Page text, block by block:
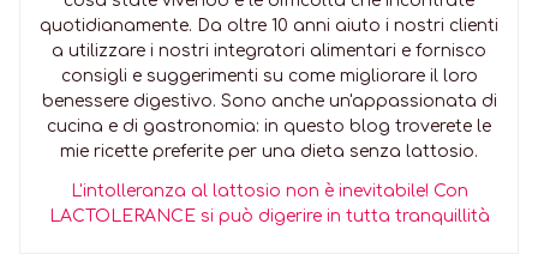
quotidianamente. Da oltre 10 anni aiuto i nostri clienti
a utilizzare i nostri integratori alimentari e fornisco
consigli e suggerimenti su come migliorare il loro
benessere digestivo. Sono anche un'appassionata di
cucina e di gastronomia: in questo blog troverete le
mie ricette preferite per una dieta senza lattosio.
L'intolleranza al lattosio non è inevitabile! Con
LACTOLERANCE si può digerire in tutta tranquillità